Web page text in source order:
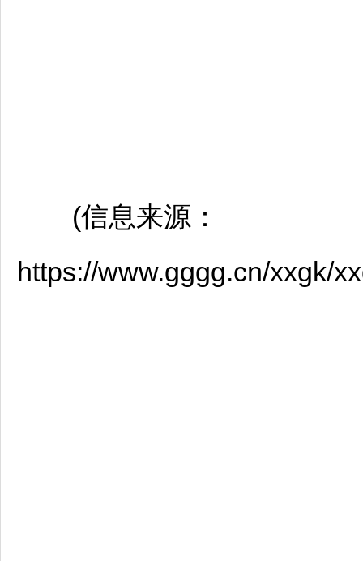
(信息来源：
https://www.gggg.cn/xxgk/